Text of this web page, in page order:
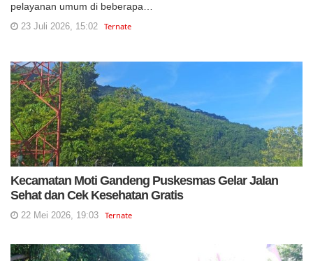
pelayanan umum di beberapa…
23 Juli 2026, 15:02 Ternate
Kecamatan Moti Gandeng Puskesmas Gelar Jalan
Sehat dan Cek Kesehatan Gratis
22 Mei 2026, 19:03 Ternate